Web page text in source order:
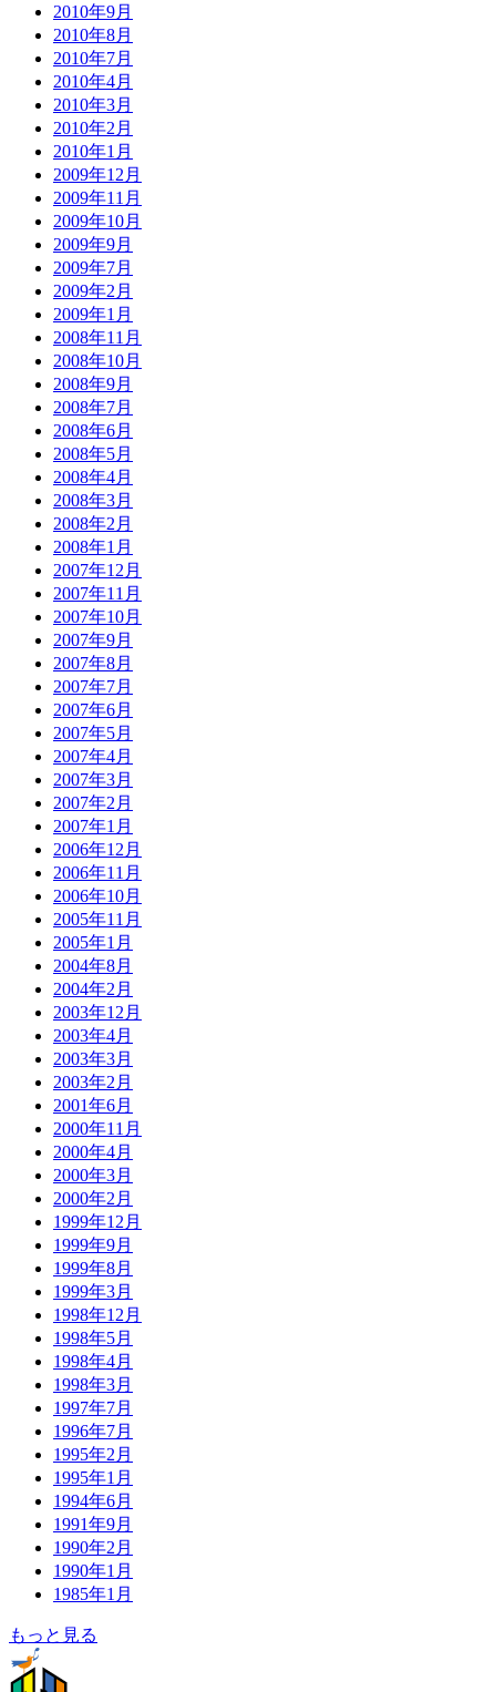
2010年9月
2010年8月
2010年7月
2010年4月
2010年3月
2010年2月
2010年1月
2009年12月
2009年11月
2009年10月
2009年9月
2009年7月
2009年2月
2009年1月
2008年11月
2008年10月
2008年9月
2008年7月
2008年6月
2008年5月
2008年4月
2008年3月
2008年2月
2008年1月
2007年12月
2007年11月
2007年10月
2007年9月
2007年8月
2007年7月
2007年6月
2007年5月
2007年4月
2007年3月
2007年2月
2007年1月
2006年12月
2006年11月
2006年10月
2005年11月
2005年1月
2004年8月
2004年2月
2003年12月
2003年4月
2003年3月
2003年2月
2001年6月
2000年11月
2000年4月
2000年3月
2000年2月
1999年12月
1999年9月
1999年8月
1999年3月
1998年12月
1998年5月
1998年4月
1998年3月
1997年7月
1996年7月
1995年2月
1995年1月
1994年6月
1991年9月
1990年2月
1990年1月
1985年1月
もっと見る